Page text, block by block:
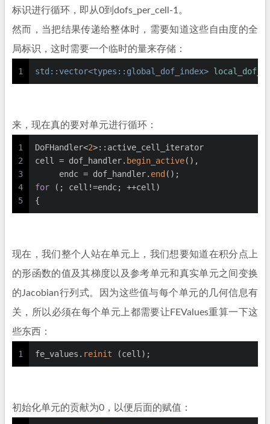
标识进行循环，即从0到dofs_per_cell-1。
然而，当把结果传递给整体时，需要知道这些自由度的全
局标识，这时需要一个临时的量来存储：
1 std::vector<types::global_dof_index>
来，现在真的要对单元进行循环：
1
2
3
4
5
DoFHandler<2>::active_cell_iterator
cell = dof_handler. begin_active(),
     endc = dof_handler.
end ();
for (; cell!=endc; ++cell)
{
现在，我们整个人站在单元上，我们想要知道在积分点上
的形函数的值及其梯度以及参考单元和真实单元之间变换
的Jacobian行列式。因为这些值与每个单元的几何信息有
关，所以必须在每个单元上都需要让FEValues重算一下这
些东西：
1 fe_values. reinit (cell);
初始化单元的贡献为0，以便后面的赋值：